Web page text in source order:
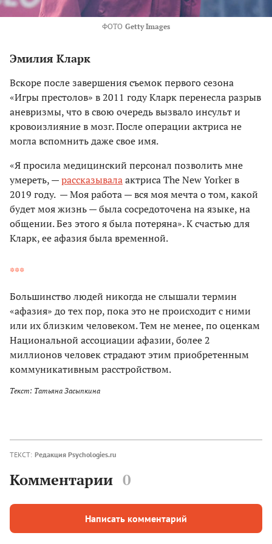
ФОТО Getty Images
Эмилия Кларк
Вскоре после завершения съемок первого сезона
«Игры престолов» в 2011 году Кларк перенесла разрыв
аневризмы, что в свою очередь вызвало инсульт и
кровоизлияние в мозг. После операции актриса не
могла вспомнить даже свое имя.
«Я просила медицинский персонал позволить мне
умереть, —рассказывалаактриса The New Yorker в
2019 году. — Моя работа — вся моя мечта о том, какой
будет моя жизнь — была сосредоточена на языке, на
общении. Без этого я была потеряна». К счастью для
Кларк, ее афазия была временной.
***
Большинство людей никогда не слышали термин
«афазия» до тех пор, пока это не происходит с ними
или их близким человеком. Тем не менее, по оценкам
Национальной ассоциации афазии, более 2
миллионов человек страдают этим приобретенным
коммуникативным расстройством.
Текст: Татьяна Засыпкина
ТЕКСТ: Редакция Psychologies.ru
Комментарии 0
Написать комментарий